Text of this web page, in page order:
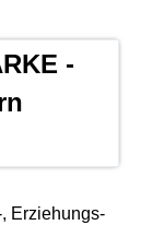
-
Erziehungs-